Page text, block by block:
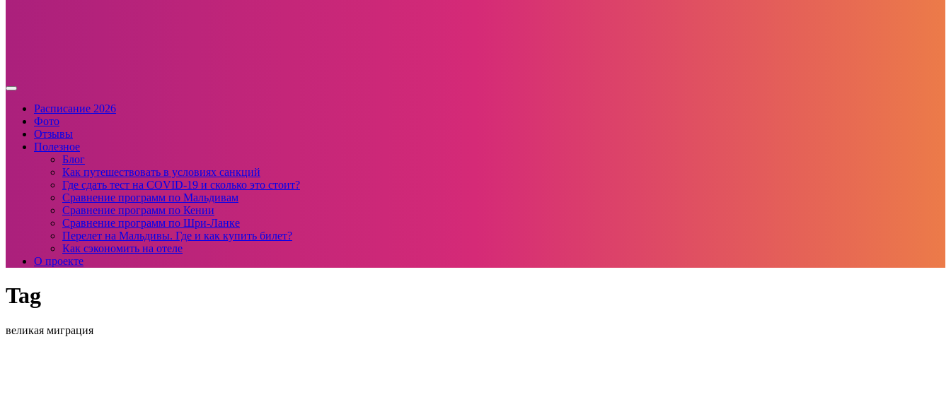
Расписание 2026
Фото
Отзывы
Полезное
Блог
Как путешествовать в условиях санкций
Где сдать тест на COVID-19 и сколько это стоит?
Сравнение программ по Мальдивам
Сравнение программ по Кении
Сравнение программ по Шри-Ланке
Перелет на Мальдивы. Где и как купить билет?
Как сэкономить на отеле
О проекте
Tag
великая миграция